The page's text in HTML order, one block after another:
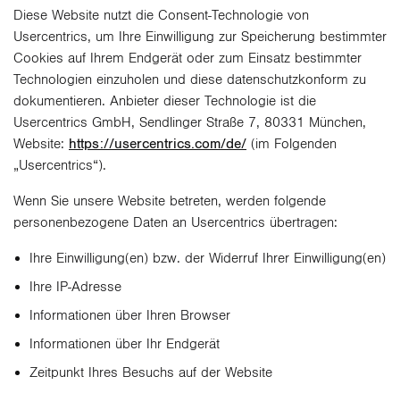
Diese Website nutzt die Consent-Technologie von
Usercentrics, um Ihre Einwilligung zur Speicherung bestimmter
Cookies auf Ihrem Endgerät oder zum Einsatz bestimmter
Technologien einzuholen und diese datenschutzkonform zu
dokumentieren. Anbieter dieser Technologie ist die
Usercentrics GmbH, Sendlinger Straße 7, 80331 München,
Website: https://usercentrics.com/de/ (im Folgenden
„Usercentrics“).
Wenn Sie unsere Website betreten, werden folgende
personenbezogene Daten an Usercentrics übertragen:
Ihre Einwilligung(en) bzw. der Widerruf Ihrer Einwilligung(en)
Ihre IP-Adresse
Informationen über Ihren Browser
Informationen über Ihr Endgerät
Zeitpunkt Ihres Besuchs auf der Website